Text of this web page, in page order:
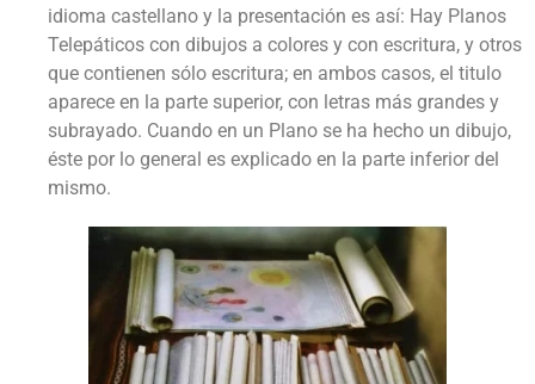
idioma castellano y la presentación es así: Hay Planos
Telepáticos con dibujos a colores y con escritura, y otros
que contienen sólo escritura; en ambos casos, el titulo
aparece en la parte superior, con letras más grandes y
subrayado. Cuando en un Plano se ha hecho un dibujo,
éste por lo general es explicado en la parte inferior del
mismo.